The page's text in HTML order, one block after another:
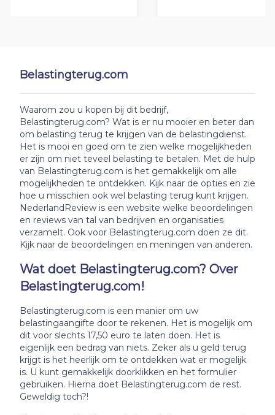
Belastingterug.com
Waarom zou u kopen bij dit bedrijf,
Belastingterug.com? Wat is er nu mooier en beter dan
om belasting terug te krijgen van de belastingdienst.
Het is mooi en goed om te zien welke mogelijkheden
er zijn om niet teveel belasting te betalen. Met de hulp
van Belastingterug.com is het gemakkelijk om alle
mogelijkheden te ontdekken. Kijk naar de opties en zie
hoe u misschien ook wel belasting terug kunt krijgen.
NederlandReview is een website welke beoordelingen
en reviews van tal van bedrijven en organisaties
verzamelt. Ook voor Belastingterug.com doen ze dit.
Kijk naar de beoordelingen en meningen van anderen.
Wat doet Belastingterug.com? Over
Belastingterug.com!
Belastingterug.com is een manier om uw
belastingaangifte door te rekenen. Het is mogelijk om
dit voor slechts 17,50 euro te laten doen. Het is
eigenlijk een bedrag van niets. Zeker als u geld terug
krijgt is het heerlijk om te ontdekken wat er mogelijk
is. U kunt gemakkelijk doorklikken en het formulier
gebruiken. Hierna doet Belastingterug.com de rest.
Geweldig toch?!